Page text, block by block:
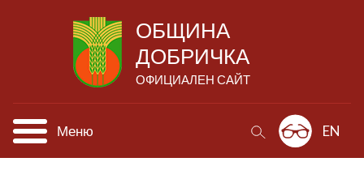
ОБЩИНА
ДОБРИЧКА
ОФИЦИАЛЕН САЙТ
Меню EN